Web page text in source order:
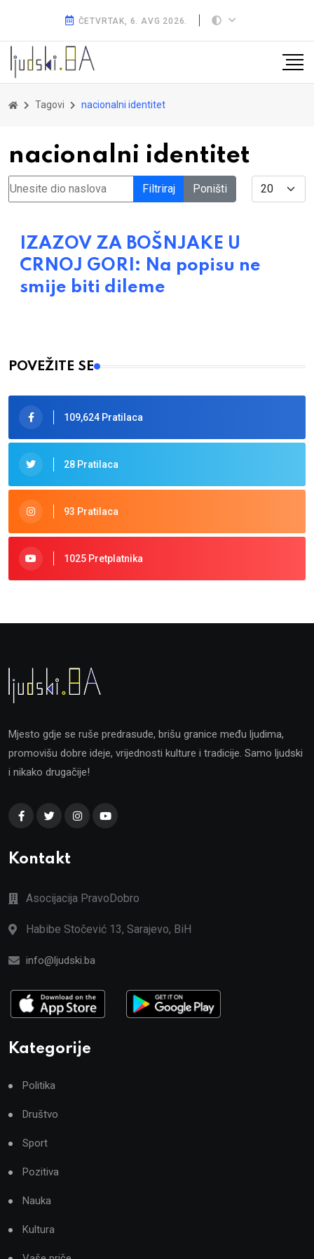
ČETVRTAK, 6. AVG 2026.
Tagovi nacionalni identitet
nacionalni identitet
Unesite dio naslova Filtriraj Poništi Display #
IZAZOV ZA BOŠNJAKE U
CRNOJ GORI: Na popisu ne
smije biti dileme
POVEŽITE SE
109,624 Pratilaca
28 Pratilaca
93 Pratilaca
1025 Pretplatnika
Mjesto gdje se ruše predrasude, brišu granice među ljudima,
promovišu dobre ideje, vrijednosti kulture i tradicije. Samo ljudski
i nikako drugačije!
Kontakt
Asocijacija PravoDobro
Habibe Stočević 13, Sarajevo, BiH
info@ljudski.ba
Kategorije
Politika
Društvo
Sport
Pozitiva
Nauka
Kultura